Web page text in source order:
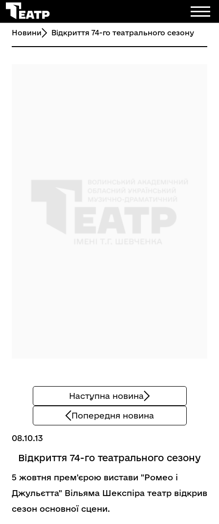
Новини Відкриття 74-го театрального сезону
Наступна новина
Попередня новина
08.10.13
Відкриття 74-го театрального сезону
5 жовтня прем'єрою вистави "Ромео і
Джульєтта" Вільяма Шекспіра театр відкрив
сезон основної сцени.